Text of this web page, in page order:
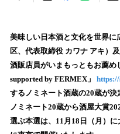
！
数
を
み
込
み
中
美味しい日本酒と文化を世界
区、代表取締役 カワナ アキ）
酒販店員がいまもっともお薦
supported by FERMEX」
するノミネート酒蔵の20蔵が決
ノミネート20蔵から酒屋大賞
選ぶ本選は、11月18日（月）に